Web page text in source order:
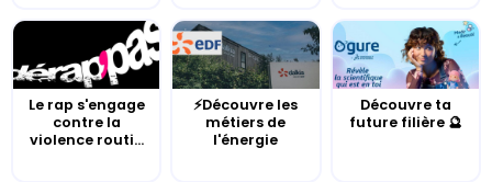
Le rap s'engage
contre la
violence routi...
⚡Découvre les
métiers de
l'énergie
Découvre ta
future filière 🔮